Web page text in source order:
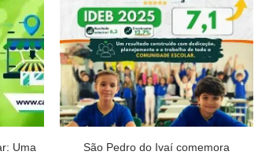
Uma
São Pedro do Ivaí comemora